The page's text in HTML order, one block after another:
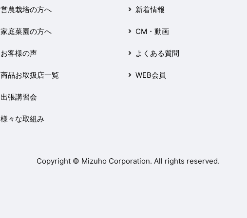
営農栽培の方へ
家庭菜園の方へ
お客様の声
商品お取扱店一覧
出張講習会
様々な取組み
新着情報
CM・動画
よくある質問
WEB会員
Copyright © Mizuho Corporation. All rights reserved.